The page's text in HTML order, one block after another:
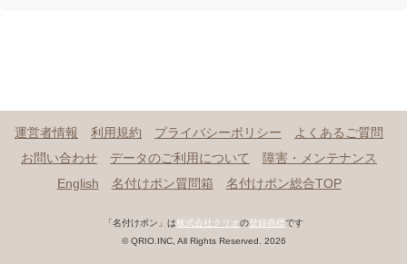
運営者情報 利用規約 プライバシーポリシー
よくあるご質問
お問い合わせ
データのご利用について
障害・メンテナンス
English
名付けポン質問箱 名付けポン総合TOP
「名付けポン」は株式会社クリオの登録商標です
© QRIO.INC, All Rights Reserved. 2026